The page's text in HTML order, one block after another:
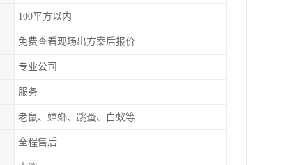
100平方以内
免费查看现场出方案后报价
专业公司
服务
老鼠、蟑螂、跳蚤、白蚁等
全程售后